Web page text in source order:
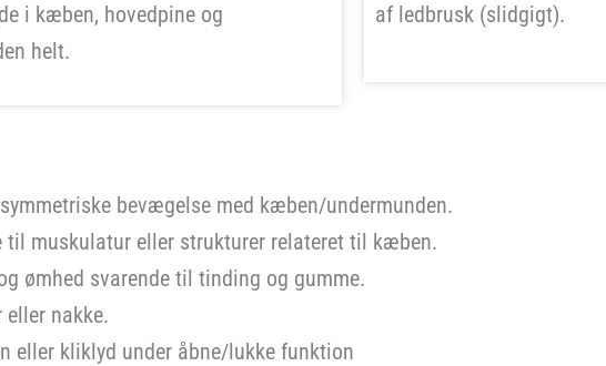
i kæben, hovedpine og
helt.
af ledbrusk (slidgigt).
bevægelse med kæben/undermunden.
til muskulatur eller strukturer relateret til kæben.
ømhed svarende til tinding og gumme.
nakke.
eller kliklyd under åbne/lukke funktion